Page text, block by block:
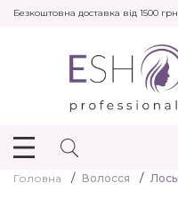
Безкоштовна доставка від 1500 грн
Головна Волосся